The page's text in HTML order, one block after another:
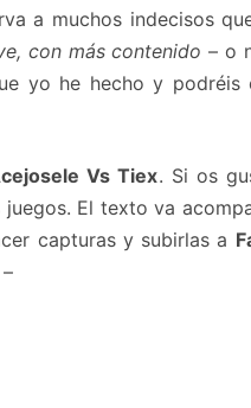
a muchos indecisos
con más contenido – o
yo he hecho y
Vs Tiex. Si os
El texto va
capturas y subirlas a
–